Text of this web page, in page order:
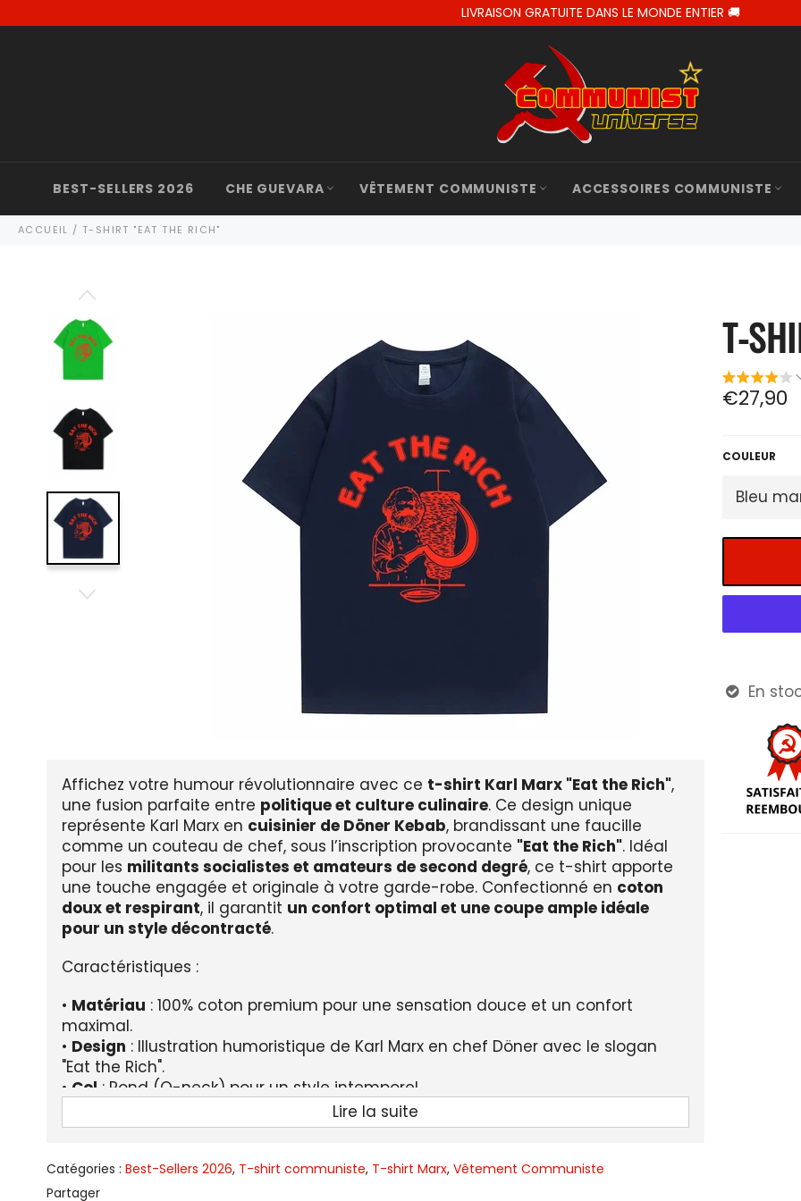
au
LIVRAISON GRATUITE DANS LE MONDE ENTIER 🚚
BEST-SELLERS 2026 CHE GUEVARA VÊTEMENT COMMUNISTE ACCESSOIRES COMMUNISTE
ACCUEIL / T-SHIRT "EAT THE RICH"
Affichez votre humour révolutionnaire avec ce t-shirt Karl Marx "Eat the Rich",
une fusion parfaite entre politique et culture culinaire. Ce design unique
représente Karl Marx en cuisinier de Döner Kebab, brandissant une faucille
comme un couteau de chef, sous l’inscription provocante "Eat the Rich". Idéal
pour les militants socialistes et amateurs de second degré, ce t-shirt apporte
une touche engagée et originale à votre garde-robe. Confectionné en coton
doux et respirant, il garantit un confort optimal et une coupe ample idéale
pour un style décontracté.
Caractéristiques :
• Matériau : 100% coton premium pour une sensation douce et un confort
maximal.
• Design : Illustration humoristique de Karl Marx en chef Döner avec le slogan
"Eat the Rich".
• Col : Rond (O-neck) pour un style intemporel.
: Courtes, adaptées à toutes les saisons.
•Style: Chic et décalé, parfait pour un look militant et original.
•Couleurs disponibles : Blanc, gris, jaune, rose, vert, rouge, bleu, kaki.
•LIVRAISON STANDARD OFFERTE.
Lire la suite
Catégories : Best-Sellers 2026, T-shirt communiste, T-shirt Marx, Vêtement Communiste
Partager
T-
Prix
régulier
€27,90
COULEUR
 En